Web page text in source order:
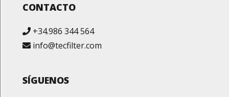
CONTACTO
+34.986 344 564
info@tecfilter.com
SÍGUENOS